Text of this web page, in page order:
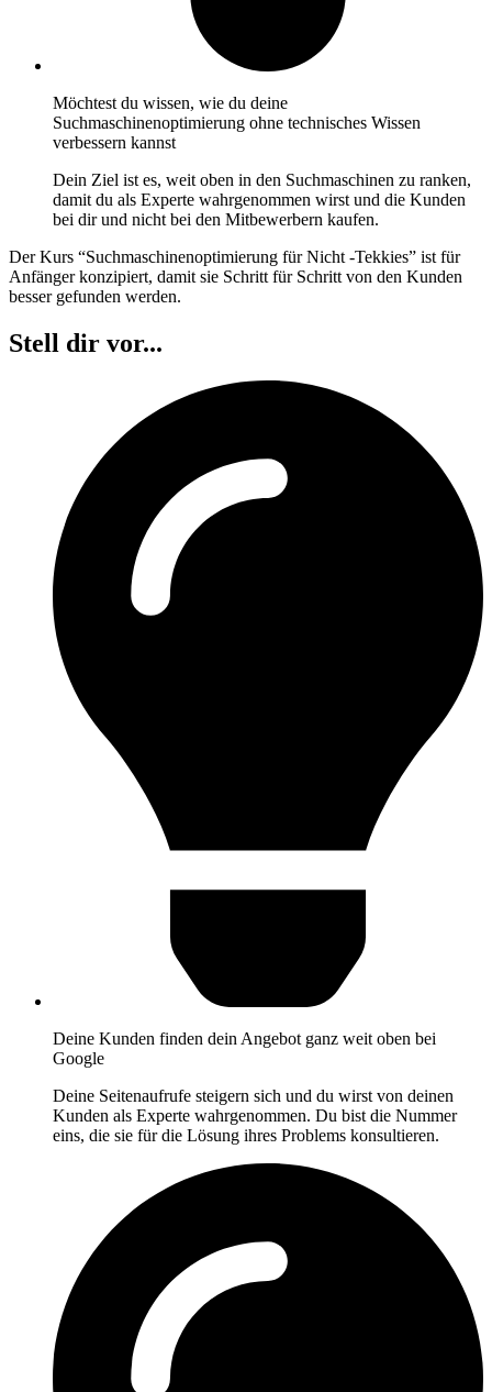
Möchtest du wissen, wie du deine
Suchmaschinenoptimierung ohne technisches Wissen
verbessern kannst
Dein Ziel ist es, weit oben in den Suchmaschinen zu ranken,
damit du als Experte wahrgenommen wirst und die Kunden
bei dir und nicht bei den Mitbewerbern kaufen.
Der Kurs “Suchmaschinenoptimierung für Nicht -Tekkies” ist für
Anfänger konzipiert, damit sie Schritt für Schritt von den Kunden
besser gefunden werden.
Stell dir vor...
Deine Kunden finden dein Angebot ganz weit oben bei
Google
Deine Seitenaufrufe steigern sich und du wirst von deinen
Kunden als Experte wahrgenommen. Du bist die Nummer
eins, die sie für die Lösung ihres Problems konsultieren.